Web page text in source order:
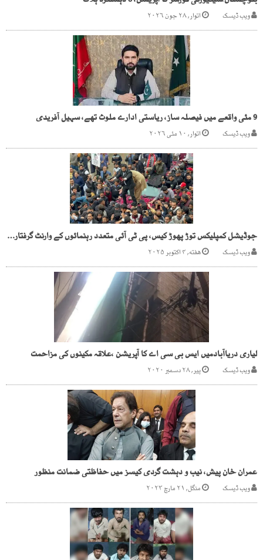
ویب ڈیسک اتوار, ۲۸ جون ۲۰۲۶
9 مئی واقعے میں فیصلہ ساز، ریاستی ادارے ملوث تھے، سہیل آفریدی
ویب ڈیسک اتوار, ۱۰ مئی ۲۰۲۶
جوڈیشل کمپلیکس توڑ پھوڑ کیس، پی ٹی آئی متعدد رہنمائوں کے وارنٹ گرفتاری جاری
ویب ڈیسک هفته, ۴ اکتوبر ۲۰۲۵
لیاری دریاآبادمیں ایس بی سی اے کا آپریشن ،علاقہ مکینوں کی مزاحمت
ویب ڈیسک پیر, ۲۸ دسمبر ۲۰۲۰
عمران خان پیش، نیب و دہشت گردی کیسز میں حفاظتی ضمانت منظور
ویب ڈیسک منگل, ۲۱ مارچ ۲۰۲۳